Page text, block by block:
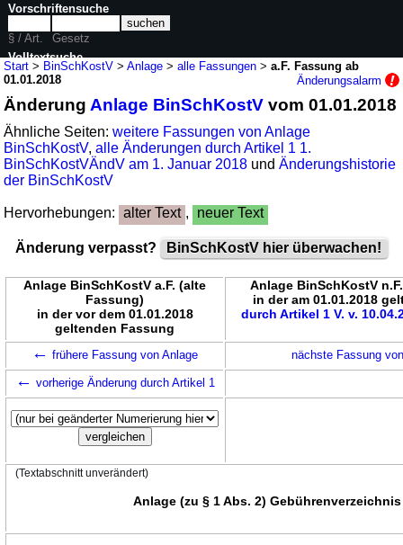
Start > BinSchKostV >Anlage >alle Fassungen >a.F. Fassung ab
01.01.2018
Änderungsalarm
Änderung Anlage BinSchKostV vom 01.01.2018
Ähnliche Seiten:weitere Fassungen von Anlage
BinSchKostV,alle Änderungen durch Artikel 1 1.
BinSchKostVÄndV am 1. Januar 2018 undÄnderungshistorie
der BinSchKostV
Hervorhebungen: alter Text , neuer Text
Änderung verpasst? BinSchKostV hier überwachen!
Anlage BinSchKostV a.F. (alte
Fassung)
in der vor dem 01.01.2018
geltenden Fassung
Anlage BinSchKostV
in der am 01.01.2018
durch Artikel 1 V. v.
← frühere Fassung von Anlage nächste Fassung
← vorherige Änderung durch Artikel 1
(Textabschnitt unverändert)
Anlage (zu § 1 Abs. 2) Gebührenverzeichnis
Vorschriftensuche
§ / Art.
Gesetz
Volltextsuche